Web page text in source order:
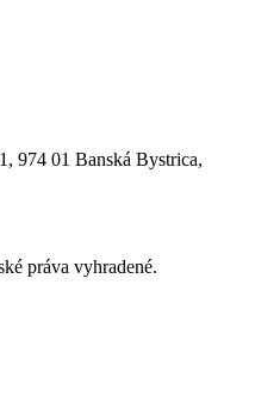
974 01 Banská Bystrica,
práva vyhradené.